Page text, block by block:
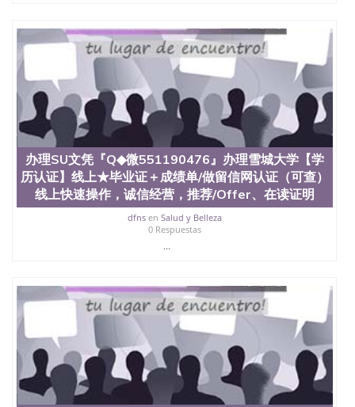
理堪萨斯州立大学文凭『Q◆微551190476』办理堪萨
斯州立大学【学历认证】线上★毕业证＋成绩单/做
留信网认证（可查）线上快速操作，诚信经营，推
荐/Offer、在读证明、雅思托福成绩单/★各类英文材
料/制作，购买成绩单，购买假文凭，购买假学位
证，制造假国外大学文凭Kansas State University
办理SU文凭『Q◆微551190476』办理雪城大学【学
历认证】线上★毕业证＋成绩单/做留信网认证（可查）
线上快速操作，诚信经营，推荐/Offer、在读证明
dfnsen Salud y Belleza
0 Respuestas
...